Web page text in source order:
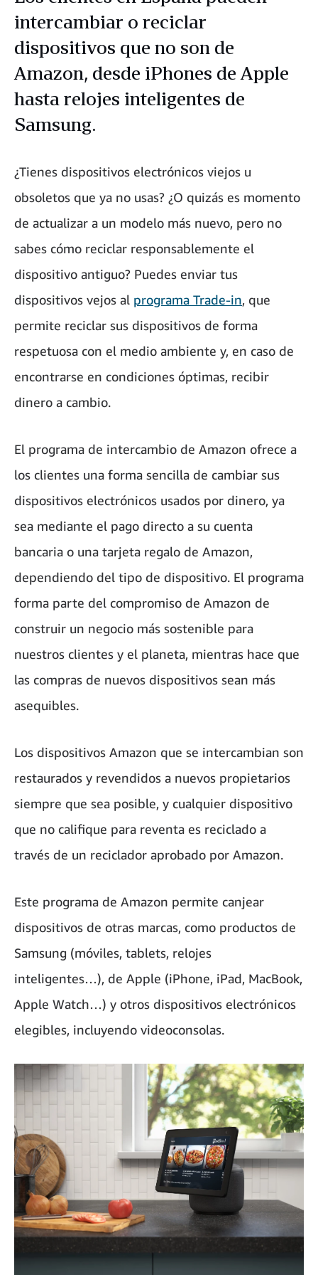
intercambiar o reciclar
dispositivos que no son de
Amazon, desde iPhones de Apple
hasta relojes inteligentes de
Samsung.
¿Tienes dispositivos electrónicos viejos u
obsoletos que ya no usas? ¿O quizás es momento
de actualizar a un modelo más nuevo, pero no
sabes cómo reciclar responsablemente el
dispositivo antiguo? Puedes enviar tus
dispositivos vejos al programa Trade-in, que
permite reciclar sus dispositivos de forma
respetuosa con el medio ambiente y, en caso de
encontrarse en condiciones óptimas, recibir
dinero a cambio.
El programa de intercambio de Amazon ofrece a
los clientes una forma sencilla de cambiar sus
dispositivos electrónicos usados por dinero, ya
sea mediante el pago directo a su cuenta
bancaria o una tarjeta regalo de Amazon,
dependiendo del tipo de dispositivo. El programa
forma parte del compromiso de Amazon de
construir un negocio más sostenible para
nuestros clientes y el planeta, mientras hace que
las compras de nuevos dispositivos sean más
asequibles.
Los dispositivos Amazon que se intercambian son
restaurados y revendidos a nuevos propietarios
siempre que sea posible, y cualquier dispositivo
que no califique para reventa es reciclado a
través de un reciclador aprobado por Amazon.
Este programa de Amazon permite canjear
dispositivos de otras marcas, como productos de
Samsung (móviles, tablets, relojes
inteligentes…), de Apple (iPhone, iPad, MacBook,
Apple Watch…) y otros dispositivos electrónicos
elegibles, incluyendo videoconsolas.